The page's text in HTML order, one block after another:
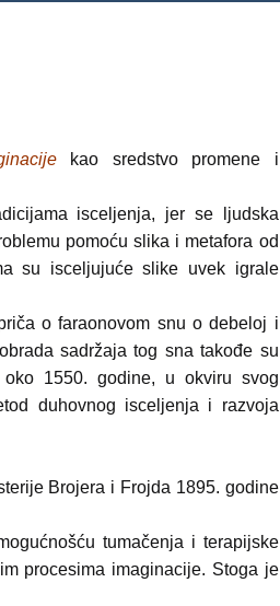
kao sredstvo promene i
isceljenja, jer se ljudska
pomoću slika i metafora od
su isceljujuće slike uvek igrale
o faraonovom snu o debeloj i
sadržaja tog sna takođe su
1550. godine, u okviru svog
duhovnog isceljenja i razvoja
Brojera i Frojda 1895. godine
tumačenja i terapijske
procesima imaginacije. Stoga je